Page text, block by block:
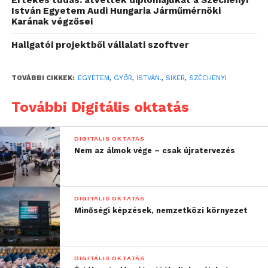
lenni, annak is kell
látszani”
– hangsúlyozta dr. Kovács Zsolt, a Széchenyi István
a konferencián, amelynek középpontjában az
intézmény képzésfejlesztési reformja állt. Ezzel arra
utalt, hogy a minőségfejlesztés és az átlátható
működés miatt elengedhetetlenek a hazai és
nemzetközi akkreditációk.
„A célunk az, hogy a
hallgatóink által
megszerzett diploma ne
csak Magyarországon,
István Egyetem Audi Hungaria Járműmérnöki
Karának végzősei
Hallgatói projektből vállalati szoftver
TOVÁBBI CIKKEK: EGYETEM, GYŐR, ISTVÁN., SIKER, SZÉCHENYI
További Digitális oktatás
DIGITÁLIS OKTATÁS
Nem az álmok vége – csak újratervezés
DIGITÁLIS OKTATÁS
Minőségi képzések, nemzetközi környezet
DIGITÁLIS OKTATÁS